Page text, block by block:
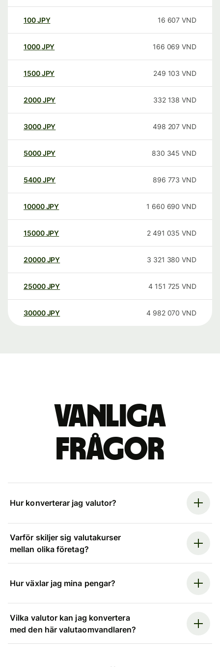
100JPY 16 607 VND
1000JPY 166 069 VND
1500JPY 249 103 VND
2000JPY 332 138 VND
3000JPY 498 207 VND
5000JPY 830 345 VND
5400JPY 896 773 VND
10000 JPY 1 660 690 VND
15000 JPY 2 491 035 VND
20000 JPY 3 321 380 VND
25000 JPY 4 151 725 VND
30000 JPY 4 982 070 VND
Vanliga
frågor
Hur konverterar jag valutor?
Varför skiljer sig valutakurser
mellan olika företag?
Hur växlar jag mina pengar?
Vilka valutor kan jag konvertera
med den här valutaomvandlaren?